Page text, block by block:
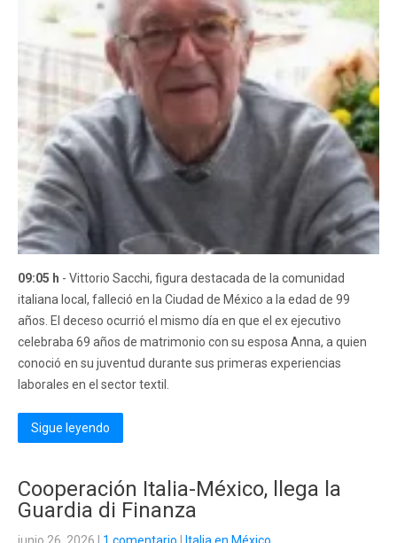
09:05 h - Vittorio Sacchi, figura destacada de la comunidad
italiana local, falleció en la Ciudad de México a la edad de 99
años. El deceso ocurrió el mismo día en que el ex ejecutivo
celebraba 69 años de matrimonio con su esposa Anna, a quien
conoció en su juventud durante sus primeras experiencias
laborales en el sector textil.
Sigue leyendo
Cooperación Italia-México, llega la
Guardia di Finanza